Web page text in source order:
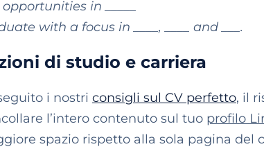
in _____
with a focus in ____, ____ and ___.
di studio e carriera
i nostri consigli sul CV perfetto, il
l’intero contenuto sul tuo profilo
spazio rispetto alla sola pagina del